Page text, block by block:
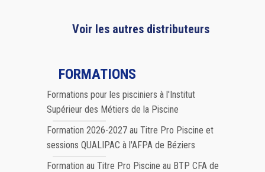
Voir les autres distributeurs
FORMATIONS
Formations pour les pisciniers à l'Institut
Supérieur des Métiers de la Piscine
Formation 2026-2027 au Titre Pro Piscine et
sessions QUALIPAC à l'AFPA de Béziers
Formation au Titre Pro Piscine au BTP CFA de